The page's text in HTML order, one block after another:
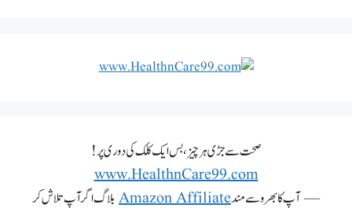
صحت سے جڑی ہر چیز، بس ایک کلک کی دوری پر!
www.HealthnCare99.com
— آپ کا بھروسے مندAmazon Affiliateبلاگ اگر آپ تلاش کر